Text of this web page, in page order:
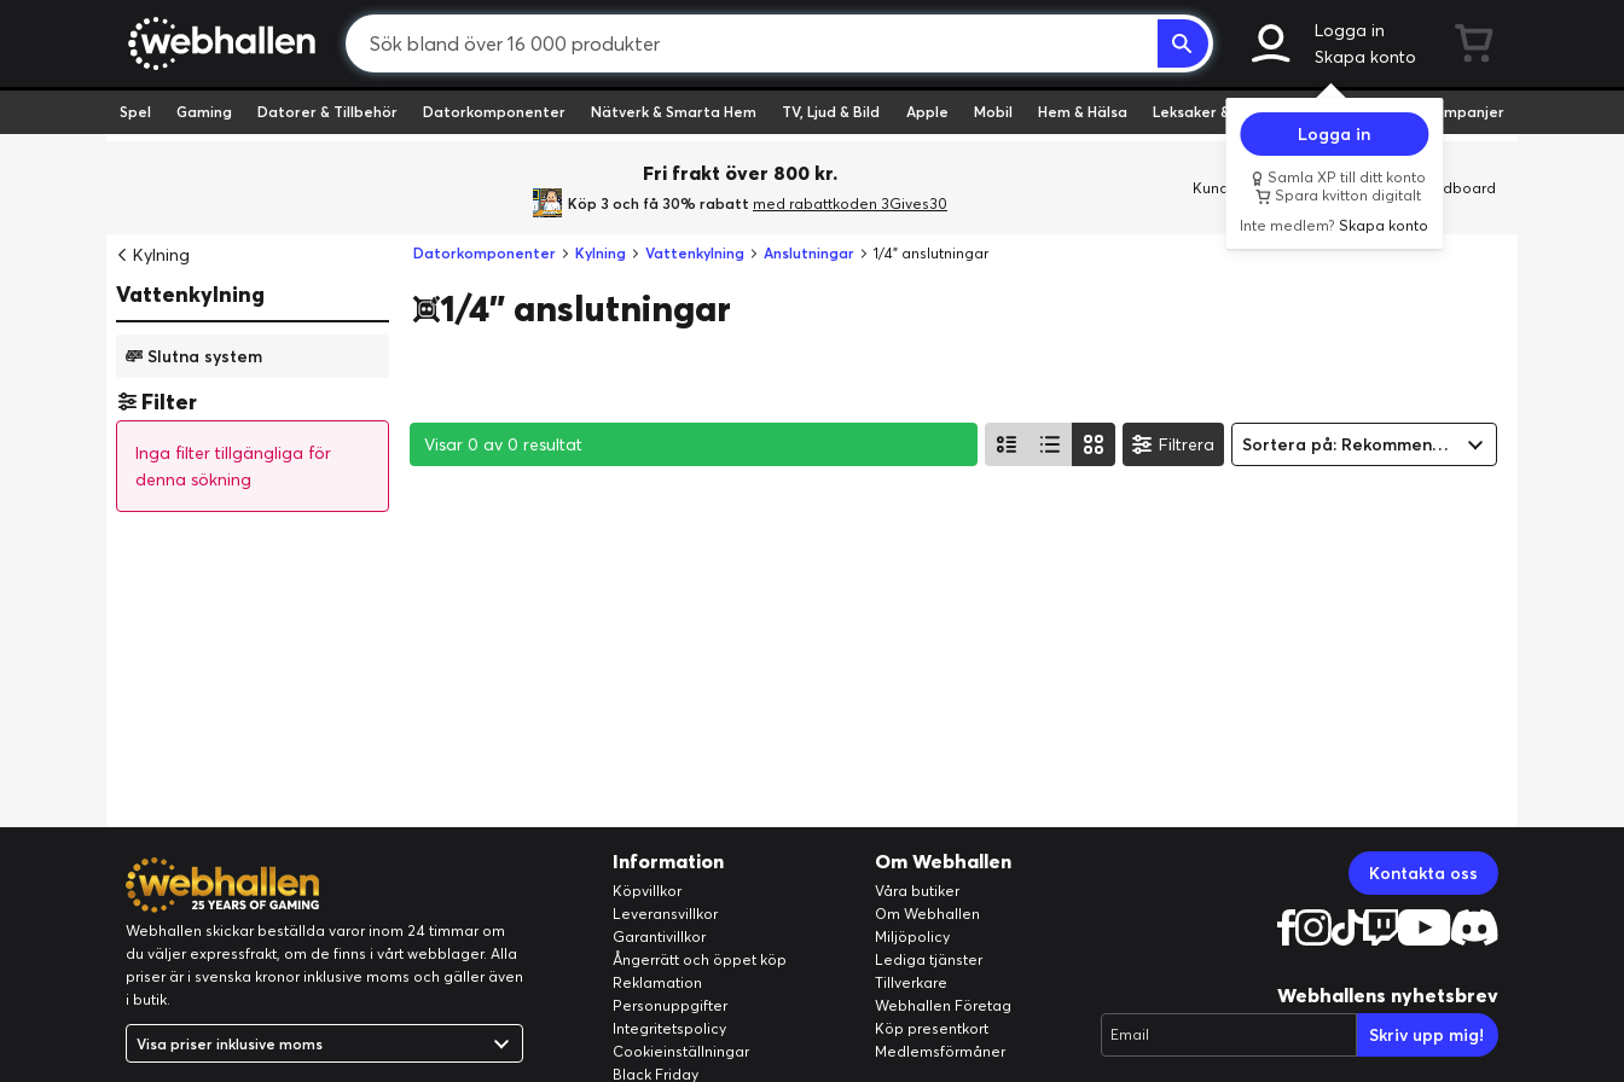
Logga in
Skapa konto
Logga in
Samla XP till ditt konto
Spara kvitton digitalt
Inte medlem?Skapa konto
Spel Gaming Datorer & Tillbehör Datorkomponenter Nätverk & Smarta Hem TV, Ljud & Bild Apple Mobil Hem & Hälsa Leksaker & Hobby Fyndvaror Kampanjer
Fri frakt över 800 kr.
Köp 3 och få 30% rabatt med rabattkoden 3Gives30
Kundservice Butiker Företag Cardboard
Kylning
Vattenkylning
Slutna system
Filter
Inga filter tillgängliga för
denna sökning
Datorkomponenter Kylning Vattenkylning Anslutningar 1/4" anslutningar
1/4" anslutningar
Visar 0 av 0 resultat
Visar 0 av 0 resultat
Visar 0 av 0 resultat Filtrera Sortera på: Rekommenderad
Webhallen skickar beställda varor inom 24 timmar om
du väljer expressfrakt, om de finns i vårt webblager. Alla
priser är i svenska kronor inklusive moms och gäller även
i butik.
Visa priser inklusive moms
Information
Köpvillkor
Leveransvillkor
Garantivillkor
Ångerrätt och öppet köp
Reklamation
Personuppgifter
Integritetspolicy
Cookieinställningar
Black Friday
Om Webhallen
Våra butiker
Om Webhallen
Miljöpolicy
Lediga tjänster
Tillverkare
Webhallen Företag
Köp presentkort
Medlemsförmåner
Kontakta oss
Webhallens nyhetsbrev
Email Skriv upp mig!